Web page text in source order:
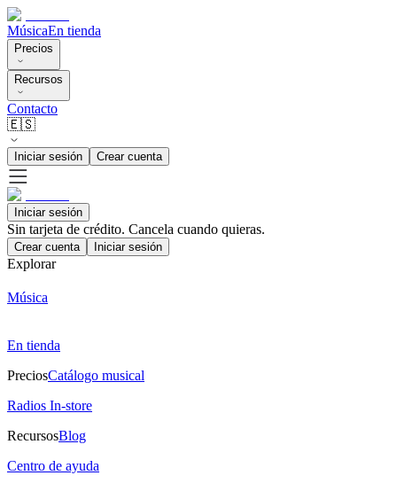
MúsicaEn tienda
Precios
Recursos
Contacto
🇪🇸
Iniciar sesión Crear cuenta
Iniciar sesión
Sin tarjeta de crédito. Cancela cuando quieras.
Crear cuenta Iniciar sesión
Explorar
Música
En tienda
PreciosCatálogo musical
Radios In-store
RecursosBlog
Centro de ayuda